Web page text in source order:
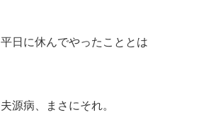
平日に休んでやったこととは
夫源病、まさにそれ。